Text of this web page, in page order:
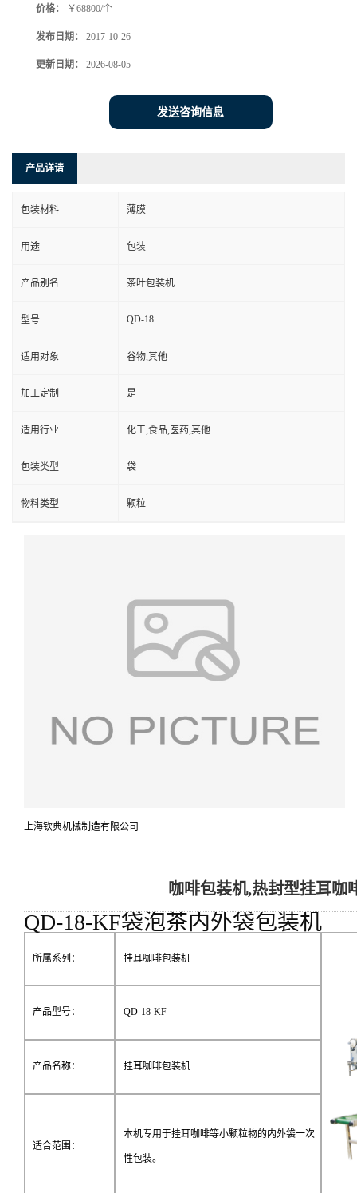
价格： ￥68800/个
发布日期： 2017-10-26
更新日期： 2026-08-05
发送咨询信息
产品详请
包装材料 薄膜
用途 包装
产品别名 茶叶包装机
型号 QD-18
适用对象 谷物,其他
加工定制 是
适用行业 化工,食品,医药,其他
包装类型 袋
物料类型 颗粒
上海钦典机械制造有限公司
咖啡包装机,热封型挂耳咖
QD-18-KF袋泡茶内外袋包装机
所属系列： 挂耳咖啡包装机
产品型号： QD-18-KF
产品名称： 挂耳咖啡包装机
适合范围：
本机专用于挂耳咖啡等小颗粒物的内外袋一次
性包装。